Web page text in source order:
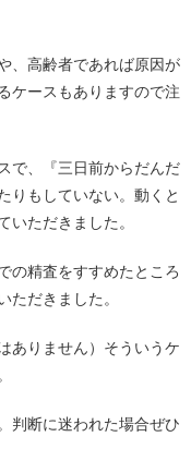
、高齢者であれば原因が
ケースもありますので注
で、『三日前からだんだ
りもしていない。動くと
いただきました。
の精査をすすめたところ
ただきました。
ありません）そういうケ
判断に迷われた場合ぜひ